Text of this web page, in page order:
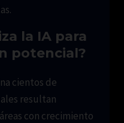
la IA para
potencial?
cientos de
resultan
con crecimiento